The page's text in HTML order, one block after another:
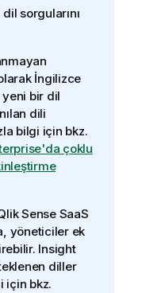
sorgularını
İngilizce
bir dil
dili
bilgi için bkz.
çoklu
Sense SaaS
yöneticiler ek
Insight
diller
için bkz.